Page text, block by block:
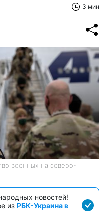
3 мин
военных на северо-
новостей!
из РБК-Украина в